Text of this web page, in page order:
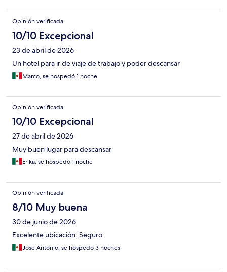
Opinión verificada
10/10 Excepcional
23 de abril de 2026
Un hotel para ir de viaje de trabajo y poder descansar
Marco, se hospedó 1 noche
Opinión verificada
10/10 Excepcional
27 de abril de 2026
Muy buen lugar para descansar
Erika, se hospedó 1 noche
Opinión verificada
8/10 Muy buena
30 de junio de 2026
Excelente ubicación. Seguro.
Jose Antonio, se hospedó 3 noches